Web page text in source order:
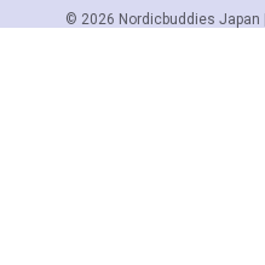
© 2026 Nordicbuddies Japan